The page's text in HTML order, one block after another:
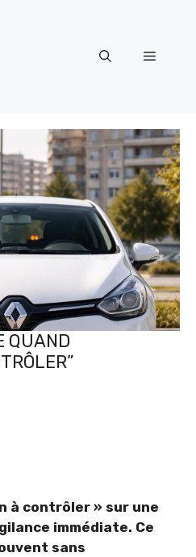
Menu
QUAND
à contrôler » sur une
immédiate. Ce
sans